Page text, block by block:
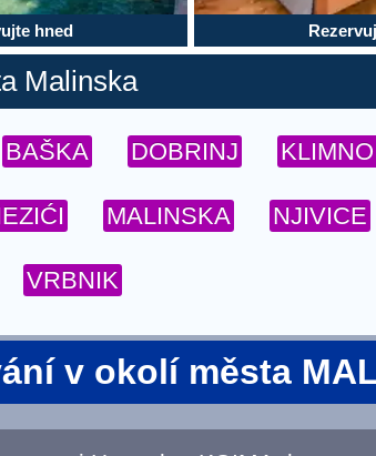
hned
Malinska
BAŠKA DOBRINJ
MALINSKA NJIVICE
VRBNIK
v okolí města